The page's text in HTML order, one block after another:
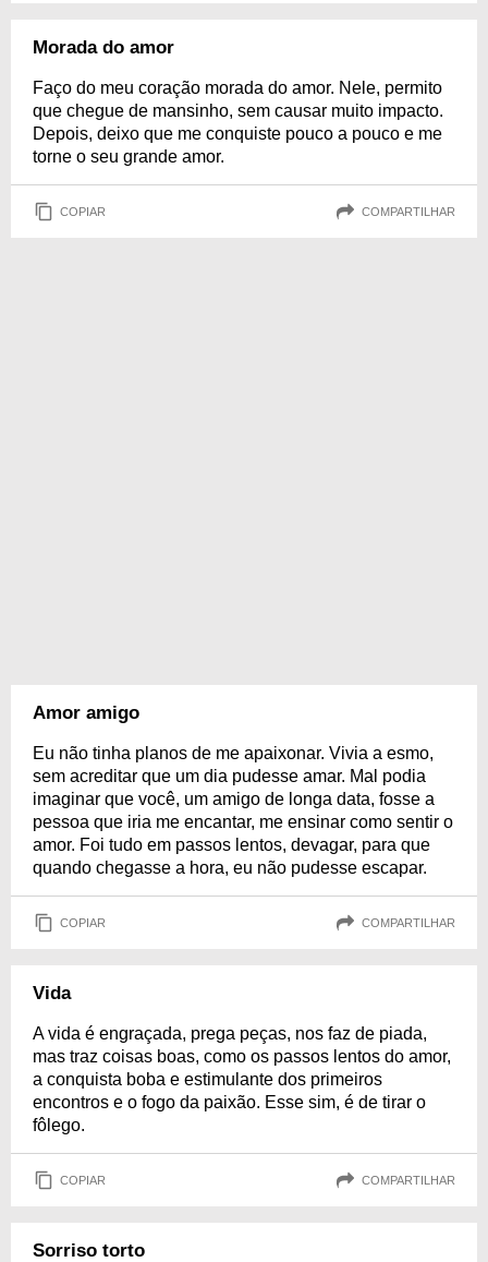
Morada do amor
Faço do meu coração morada do amor. Nele, permito
que chegue de mansinho, sem causar muito impacto.
Depois, deixo que me conquiste pouco a pouco e me
torne o seu grande amor.
COPIAR COMPARTILHAR
Amor amigo
Eu não tinha planos de me apaixonar. Vivia a esmo,
sem acreditar que um dia pudesse amar. Mal podia
imaginar que você, um amigo de longa data, fosse a
pessoa que iria me encantar, me ensinar como sentir o
amor. Foi tudo em passos lentos, devagar, para que
quando chegasse a hora, eu não pudesse escapar.
COPIAR COMPARTILHAR
Vida
A vida é engraçada, prega peças, nos faz de piada,
mas traz coisas boas, como os passos lentos do amor,
a conquista boba e estimulante dos primeiros
encontros e o fogo da paixão. Esse sim, é de tirar o
fôlego.
COPIAR COMPARTILHAR
Sorriso torto